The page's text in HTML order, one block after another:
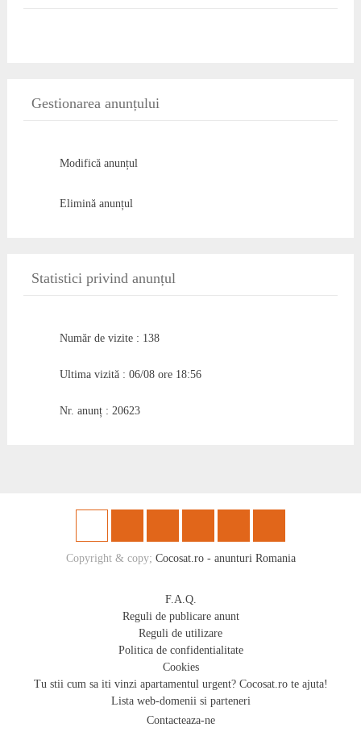
Gestionarea anunțului
Modifică anunțul
Elimină anunțul
Statistici privind anunțul
Număr de vizite : 138
Ultima vizită : 06/08 ore 18:56
Nr. anunț : 20623
Copyright & copy; Cocosat.ro - anunturi Romania
F.A.Q.
Reguli de publicare anunt
Reguli de utilizare
Politica de confidentialitate
Cookies
Tu stii cum sa iti vinzi apartamentul urgent? Cocosat.ro te ajuta!
Lista web-domenii si parteneri
Contacteaza-ne